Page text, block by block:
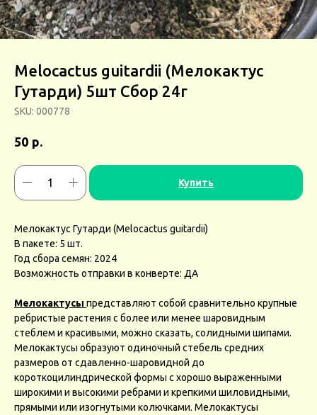
Melocactus guitardii (Мелокактус
Гутарди) 5шт Сбор 24г
SKU: 000778
50 р.
Купить
Мелокактус Гутарди (Melocactus guitardii)
В пакете: 5 шт.
Год сбора семян: 2024
Возможность отправки в конверте: ДА
Мелокактусы представляют собой сравнительно крупные
ребристые растения с более или менее шаровидным
стеблем и красивыми, можно сказать, солидными шипами.
Мелокактусы образуют одиночный стебель средних
размеров от сдавленно-шаровидной до
короткоцилиндрической формы с хорошо выраженными
широкими и высокими ребрами и крепкими шиловидными,
прямыми или изогнутыми колючками. Мелокактусы